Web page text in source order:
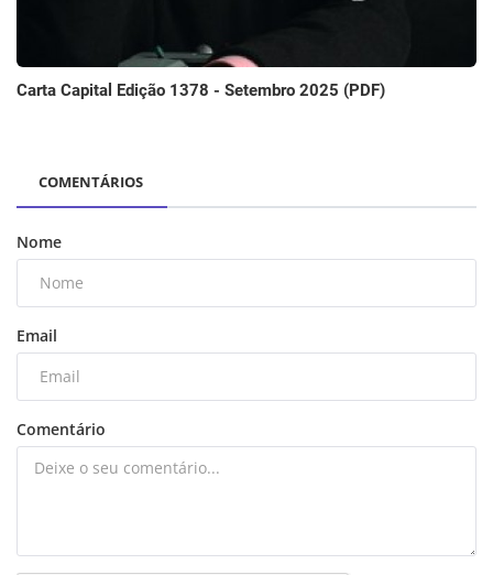
Carta Capital Edição 1378 - Setembro 2025 (PDF)
COMENTÁRIOS
Nome
Email
Comentário